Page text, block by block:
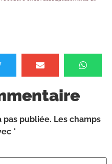
pas publiée. Les champs
*